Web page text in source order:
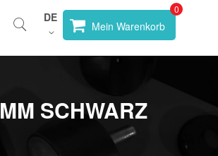
Sprache
DE
Mein Warenkorb
SCHWARZ